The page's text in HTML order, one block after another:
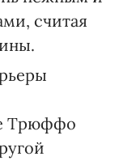
считая
Трюффо